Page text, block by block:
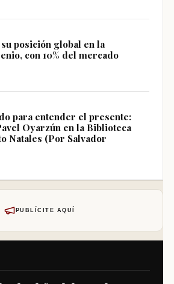
posición global en la
con 10% del mercado
para entender el presente:
Oyarzún en la Biblioteca
Natales (Por Salvador
PUBLÍCITE AQUÍ